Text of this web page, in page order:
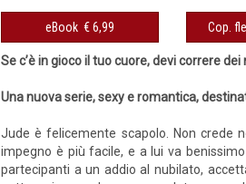
eBook € 6,99
Se c’è in gioco il tuo cuore, devi correre dei
Una nuova serie, sexy e romantica,
Jude è felicemente scapolo. Non crede
impegno è più facile, e a lui va
partecipanti a un addio al nubilato,